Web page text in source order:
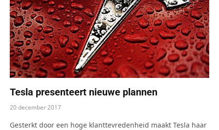
Tesla presenteert nieuwe plannen
20 december 2017
Gesterkt door een hoge klanttevredenheid maakt Tesla haar